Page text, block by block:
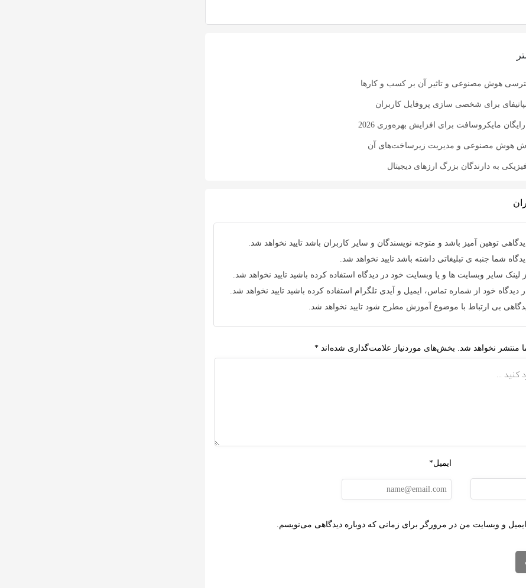
هوش مصنوعی و تاثیر آن بر کسب و کارها
برای شخصی سازی پروفایل کاربران
مایکروسافت برای افزایش بهره‌وری 2026
هوش مصنوعی و مدیریت زیرساخت‌های آن
به دارندگان بزرگ ارزهای دیجیتال
توهین آمیز باشد و متوجه نویسندگان و سایر کاربران باشد تایید نخواهد شد.
شما جنبه ی تبلیغاتی داشته باشد تایید نخواهد شد.
لینک سایر وبسایت ها و یا وبسایت خود در دیدگاه استفاده کرده باشید تایید نخواهد شد.
دیدگاه خود از شماره تماس، ایمیل و آیدی تلگرام استفاده کرده باشید تایید نخواهد شد.
بی ارتباط با موضوع آموزش مطرح شود تایید نخواهد شد.
منتشر نخواهد شد. بخش‌های موردنیاز علامت‌گذاری شده‌اند *
ایمیل*
ایمیل و وبسایت من در مرورگر برای زمانی که دوباره دیدگاهی می‌نویسم.